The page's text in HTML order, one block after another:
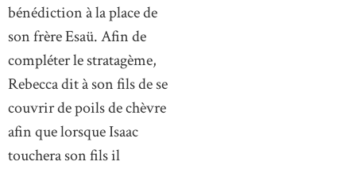
bénédiction à la place de
son frère Esaü. Afin de
compléter le stratagème,
Rebecca dit à son fils de se
couvrir de poils de chèvre
afin que lorsque Isaac
touchera son fils il